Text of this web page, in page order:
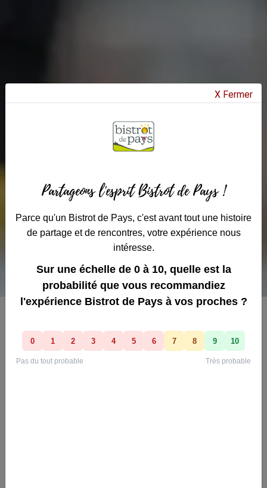
Rechercher un Bistrot
En tapotant des mots à vous
Autour
X Fermer